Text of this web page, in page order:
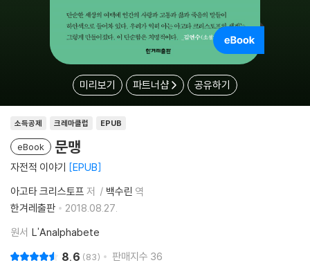
미리보기 파트너샵 공유하기
소득공제 크레마클럽 EPUB
eBook 문맹
자전적 이야기 EPUB
아고타 크리스토프 저 백수린 역
한겨레출판
2018.08.27.
원서 L'Analphabete
8.6 83 판매지수 36